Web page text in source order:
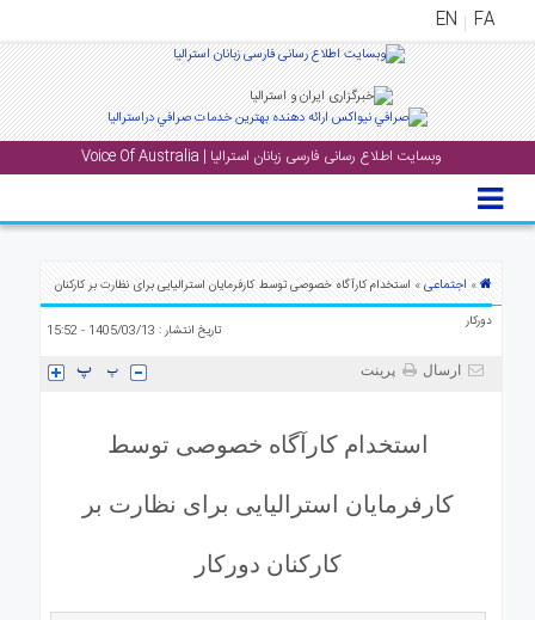
FA
EN
وبسایت اطلاع رسانی فارسی زبانان استرالیا | Voice Of Australia
منوی
اصلی
درباره
» اجتماعی» استخدام کارآگاه خصوصی توسط کارفرمایان استرالیایی برای نظارت بر کارکنان
دورکار
تاریخ انتشار : 1405/03/13 - 15:52
ارسال پرینت
استخدام کارآگاه خصوصی توسط
کارفرمایان استرالیایی برای نظارت بر
کارکنان دورکار